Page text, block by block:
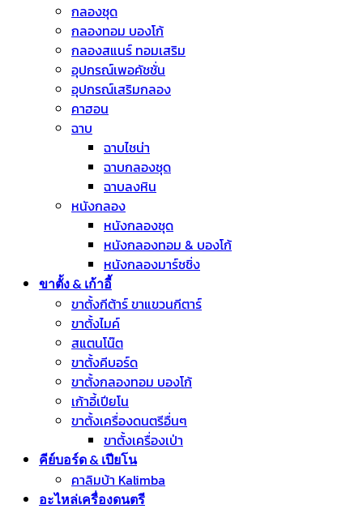
กลองชุด
กลองทอม บองโก้
กลองสแนร์ ทอมเสริม
อุปกรณ์เพอคัชชั่น
อุปกรณ์เสริมกลอง
คาฮอน
ฉาบ
ฉาบไชน่า
ฉาบกลองชุด
ฉาบลงหิน
หนังกลอง
หนังกลองชุด
หนังกลองทอม & บองโก้
หนังกลองมาร์ชชิ่ง
ขาตั้ง & เก้าอี้
ขาตั้งกีต้าร์ ขาแขวนกีตาร์
ขาตั้งไมค์
สแตนโน๊ต
ขาตั้งคีบอร์ด
ขาตั้งกลองทอม บองโก้
เก้าอี้เปียโน
ขาตั้งเครื่องดนตรีอื่นๆ
ขาตั้งเครื่องเป่า
คีย์บอร์ด & เปียโน
คาลิมบ้า Kalimba
อะไหล่เครื่องดนตรี